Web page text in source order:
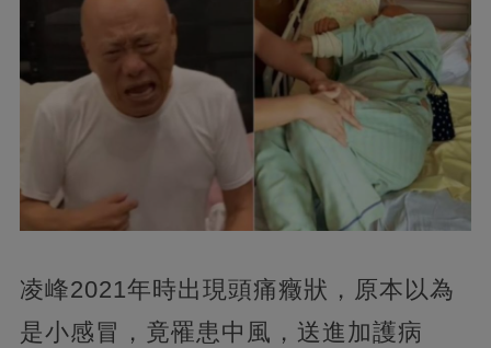
凌峰2021年時出現頭痛癥狀，原本以為
是小感冒，竟罹患中風，送進加護病